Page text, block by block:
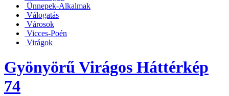
Ünnepek-Alkalmak
Válogatás
Városok
Vicces-Poén
Virágok
Gyönyörű Virágos Háttérkép
74